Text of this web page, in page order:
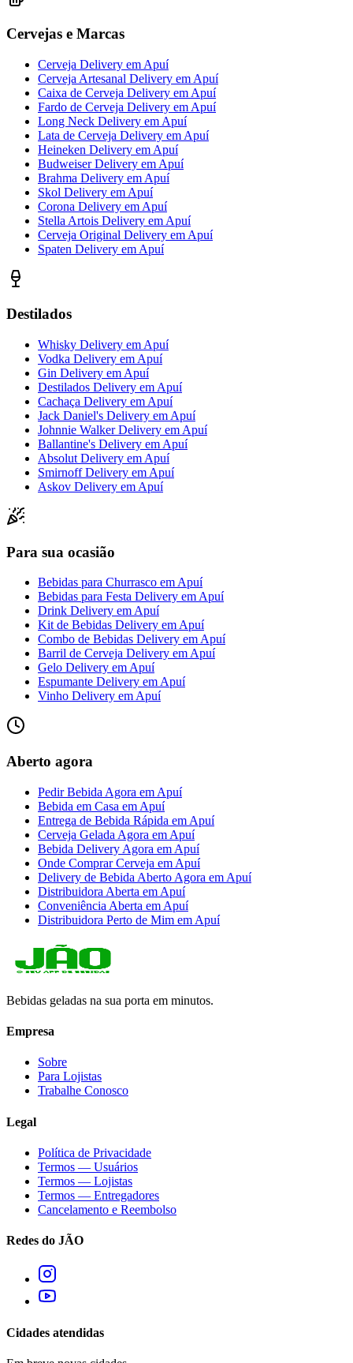
Cervejas e Marcas
Cerveja Delivery em Apuí
Cerveja Artesanal Delivery em Apuí
Caixa de Cerveja Delivery em Apuí
Fardo de Cerveja Delivery em Apuí
Long Neck Delivery em Apuí
Lata de Cerveja Delivery em Apuí
Heineken Delivery em Apuí
Budweiser Delivery em Apuí
Brahma Delivery em Apuí
Skol Delivery em Apuí
Corona Delivery em Apuí
Stella Artois Delivery em Apuí
Cerveja Original Delivery em Apuí
Spaten Delivery em Apuí
Destilados
Whisky Delivery em Apuí
Vodka Delivery em Apuí
Gin Delivery em Apuí
Destilados Delivery em Apuí
Cachaça Delivery em Apuí
Jack Daniel's Delivery em Apuí
Johnnie Walker Delivery em Apuí
Ballantine's Delivery em Apuí
Absolut Delivery em Apuí
Smirnoff Delivery em Apuí
Askov Delivery em Apuí
Para sua ocasião
Bebidas para Churrasco emApuí
Bebidas para Festa Delivery emApuí
Drink Delivery emApuí
Kit de Bebidas Delivery emApuí
Combo de Bebidas Delivery emApuí
Barril de Cerveja Delivery emApuí
Gelo Delivery emApuí
Espumante Delivery emApuí
Vinho Delivery emApuí
Aberto agora
Pedir Bebida Agora em Apuí
Bebida em Casa em Apuí
Entrega de Bebida Rápida em Apuí
Cerveja Gelada Agora em Apuí
Bebida Delivery Agora em Apuí
Onde Comprar Cerveja em Apuí
Delivery de Bebida Aberto Agora em Apuí
Distribuidora Aberta em Apuí
Conveniência Aberta em Apuí
Distribuidora Perto de Mim em Apuí
Bebidas geladas na sua porta em minutos.
Empresa
Sobre
Para Lojistas
Trabalhe Conosco
Legal
Política de Privacidade
Termos — Usuários
Termos — Lojistas
Termos — Entregadores
Cancelamento e Reembolso
Redes do JÃO
Cidades atendidas